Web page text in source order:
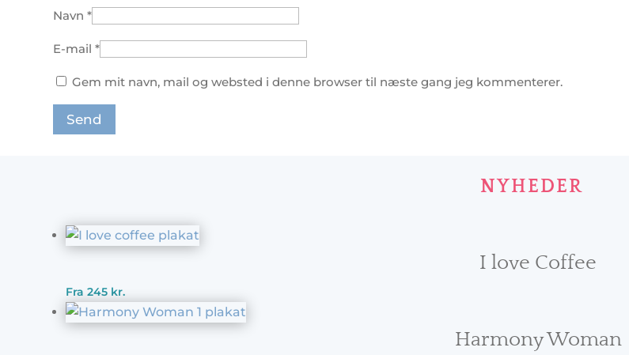
Navn*
E-mail*
Gem mit navn, mail og websted i denne browser til næste gang jeg kommenterer.
NYHEDER
I love Coffee
Fra245 kr.
Harmony Woman